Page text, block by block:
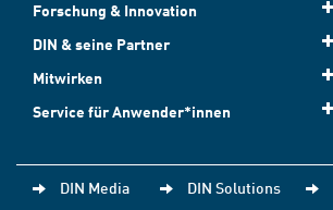
Forschung & Innovation
DIN & seine Partner
Mitwirken
Service für Anwender*innen
DIN Media DIN Solutions